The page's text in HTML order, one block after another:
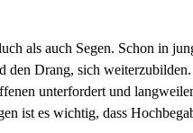
als auch Segen. Schon in
den Drang, sich
unterfordert und
ist es wichtig, dass